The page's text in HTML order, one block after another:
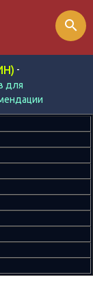
-
для
search